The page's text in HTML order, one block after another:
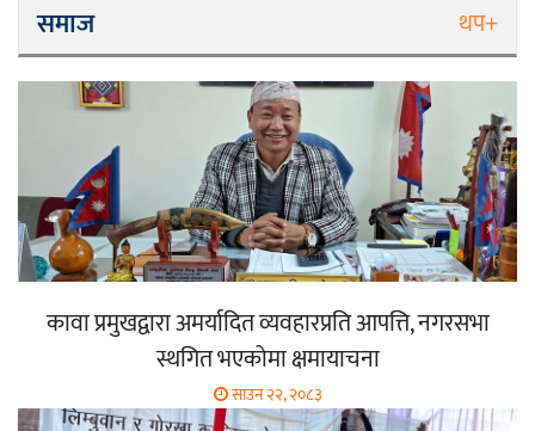
समाज थप+
कावा प्रमुखद्वारा अमर्यादित व्यवहारप्रति आपत्ति, नगरसभा
स्थगित भएकोमा क्षमायाचना
साउन २२, २०८३